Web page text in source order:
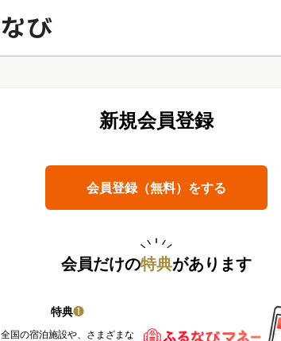
新規会員登録
会員登録（無料）をする
会員だけの特典があります
特典❶
全国の宿泊施設や、さまざまな